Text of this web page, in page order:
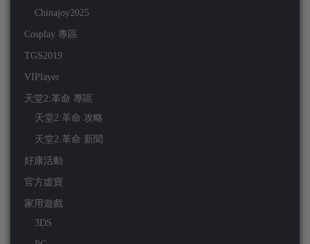
Chinajoy2025
Cosplay 專區
TGS2019
VIPlayer
天堂2:革命 專區
天堂2:革命 攻略
天堂2:革命 新聞
好康活動
官方虛寶
家用遊戲
3DS